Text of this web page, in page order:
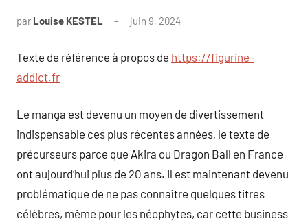
par Louise KESTEL juin 9, 2024
Texte de référence à propos de https://figurine-
addict.fr
Le manga est devenu un moyen de divertissement
indispensable ces plus récentes années, le texte de
précurseurs parce que Akira ou Dragon Ball en France
ont aujourd’hui plus de 20 ans. Il est maintenant devenu
problématique de ne pas connaître quelques titres
célèbres, même pour les néophytes, car cette business